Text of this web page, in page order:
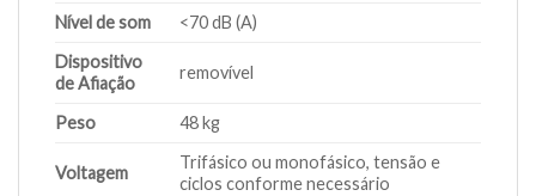
Nível de som
<70 dB (A)
Dispositivo
de Afiação
removível
Peso 48 kg
Voltagem
Trifásico ou monofásico, tensão e
ciclos conforme necessário